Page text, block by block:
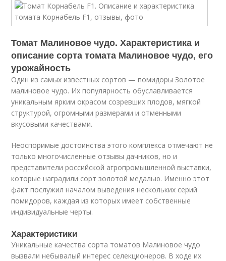
Томат Малиновое чудо. Характеристика и
описание сорта томата Малиновое чудо, его
урожайность
Один из самых известных сортов — помидоры Золотое
малиновое чудо. Их популярность обуславливается
уникальным ярким окрасом созревших плодов, мягкой
структурой, огромными размерами и отменными
вкусовыми качествами.
Неоспоримые достоинства этого комплекса отмечают не
только многочисленные отзывы дачников, но и
представители российской агропромышленной выставки,
которые наградили сорт золотой медалью. Именно этот
факт послужил началом выведения нескольких серий
помидоров, каждая из которых имеет собственные
индивидуальные черты.
Характеристики
Уникальные качества сорта томатов Малиновое чудо
вызвали небывалый интерес селекционеров. В ходе их